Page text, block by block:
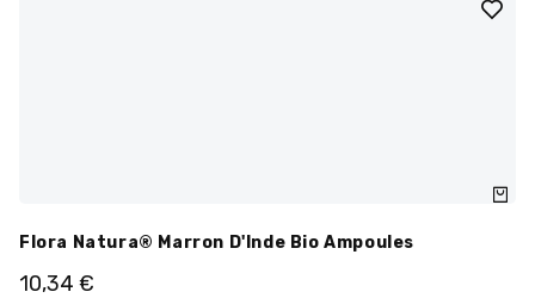
Flora Natura® Marron D'Inde Bio Ampoules
10,34 €